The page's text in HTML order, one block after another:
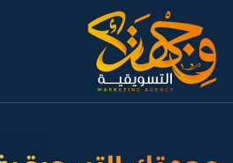
قسم المشروع:
المواقع